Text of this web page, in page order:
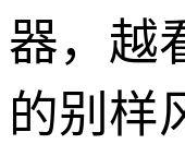
器，越
的别样